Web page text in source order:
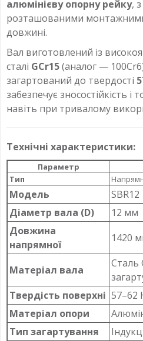
алюмінієву опорну рейку,
розташованими
довжині.
Вал виготовлений із
сталі GCr15(аналог —
загартований до твердості
забезпечує зносостійкість і
навіть при тривалому
Технічні характеристики:
Параметр
Тип
Модель
SBR12
Діаметр вала (D)
12 мм
Довжина
напрямної
1420
Матеріал вала
Сталь
Твердість поверхні 57–62
Матеріал опори
Тип загартування